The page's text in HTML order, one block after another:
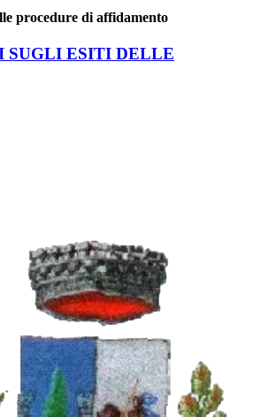
procedure di affidamento
SUGLI ESITI DELLE